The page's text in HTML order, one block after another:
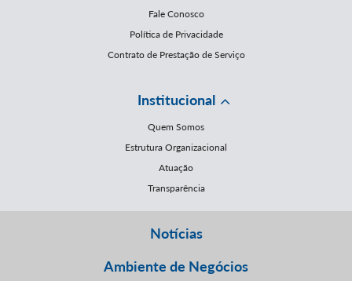
Fale Conosco
Política de Privacidade
Contrato de Prestação de Serviço
Institucional
Quem Somos
Estrutura Organizacional
Atuação
Transparência
Notícias
Ambiente de Negócios